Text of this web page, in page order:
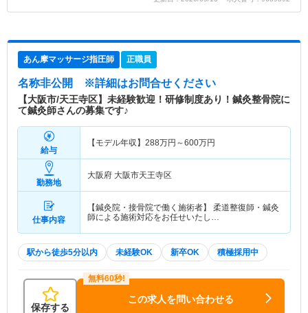
あん摩マッサージ指圧師 正職員
名称非公開 ※詳細はお問合せください
【大阪市/天王寺区】未経験歓迎！研修制度あり！鍼灸整骨院に
て鍼灸師さんの募集です♪
給与
【モデル年収】 288万円～600万円
勤務地
大阪府 大阪市天王寺区
仕事内容
【鍼灸院・接骨院で働く施術者】 柔道整復師・鍼灸
師による施術対応をお任せいたし…
駅から徒歩5分以内 未経験OK 新卒OK 積極採用中
保存する
この求人を問い合わせる